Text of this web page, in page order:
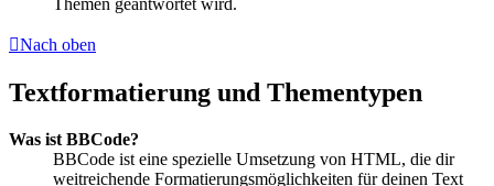
Nach oben
Textformatierung und Thementypen
Was ist BBCode?
BBCode ist eine spezielle Umsetzung von HTML, die dir
weitreichende Formatierungsmöglichkeiten für deinen Text